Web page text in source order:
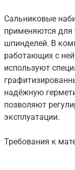
Сальниковые
применяются для
шпинделей. В
работающих с
используют
надёжную
позволяют
эксплуатации.
Требования к